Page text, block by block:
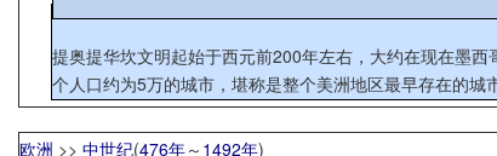
提奥提华坎文明起始于西元前200年左右，大约在现在墨
个人口约为5万的城市，堪称是整个美洲地区最早存在的
欧洲 >> 中世纪(476年～ 1492年)